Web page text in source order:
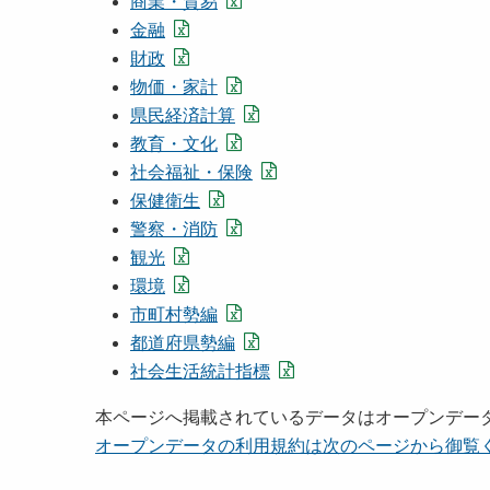
金融
財政
物価・家計
県民経済計算
教育・文化
社会福祉・保険
保健衛生
警察・消防
観光
環境
市町村勢編
都道府県勢編
社会生活統計指標
本ページへ掲載されているデータはオープンデー
オープンデータの利用規約は次のページから御覧